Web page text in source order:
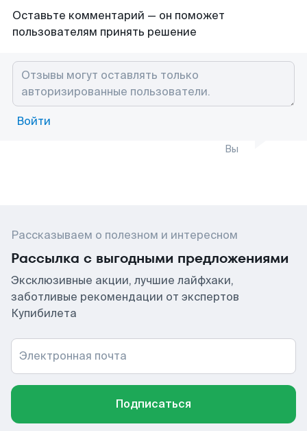
Оставьте комментарий — он поможет
пользователям принять решение
Войти
Вы
Рассказываем о полезном и интересном
Рассылка с выгодными предложениями
Эксклюзивные акции, лучшие лайфхаки,
заботливые рекомендации от экспертов
Купибилета
Электронная почта
Подписаться